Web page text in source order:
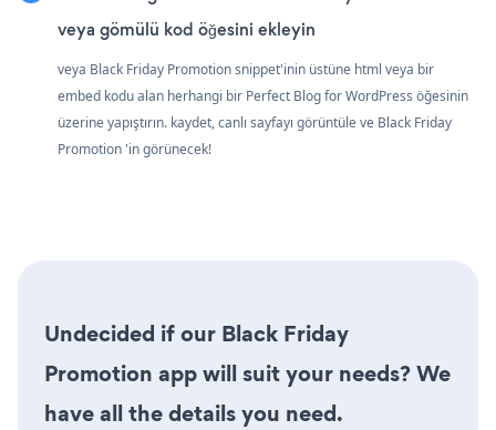
veya gömülü kod öğesini ekleyin
veya Black Friday Promotion snippet'inin üstüne html veya bir
embed kodu alan herhangi bir Perfect Blog for WordPress öğesinin
üzerine yapıştırın. kaydet, canlı sayfayı görüntüle ve Black Friday
Promotion 'in görünecek!
Undecided if our Black Friday
Promotion app will suit your needs? We
have all the details you need.